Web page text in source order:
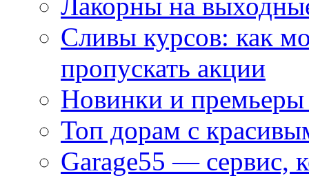
Сливы курсов: как
пропускать акции
Новинки и
Топ дорам с
Garage55 — сервис,